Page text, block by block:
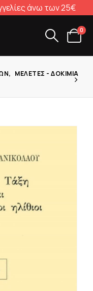
άνω των 25€
0
, ΜΕΛΈΤΕΣ - ΔΟΚΊΜΙΑ